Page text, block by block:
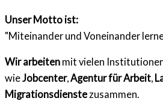
Unser Motto ist:
"Miteinander und Voneinander
Wir arbeiten mit vielen
wieJobcenter,Agentur für Arbeit,
Migrationsdienstezusammen.